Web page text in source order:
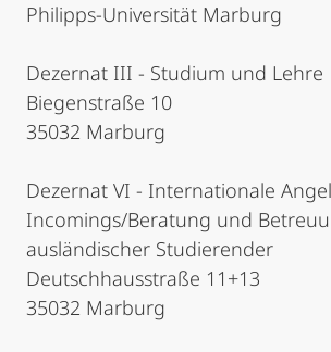
Philipps-Universität Marburg
Dezernat III - Studium und Lehre
Biegenstraße 10
35032 Marburg
Dezernat VI - Internationale
Incomings/Beratung und
ausländischer Studierender
Deutschhausstraße 11+13
35032 Marburg